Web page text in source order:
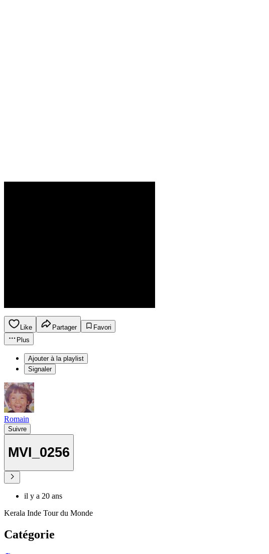
Like Partager
Favori
Plus
Ajouter à la playlist
Signaler
Romain
Suivre
MVI_0256
il y a 20 ans
Kerala Inde Tour du Monde
Catégorie